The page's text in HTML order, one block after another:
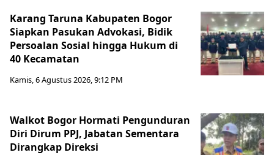
Karang Taruna Kabupaten Bogor
Siapkan Pasukan Advokasi, Bidik
Persoalan Sosial hingga Hukum di
40 Kecamatan
Kamis, 6 Agustus 2026, 9:12 PM
Walkot Bogor Hormati Pengunduran
Diri Dirum PPJ, Jabatan Sementara
Dirangkap Direksi